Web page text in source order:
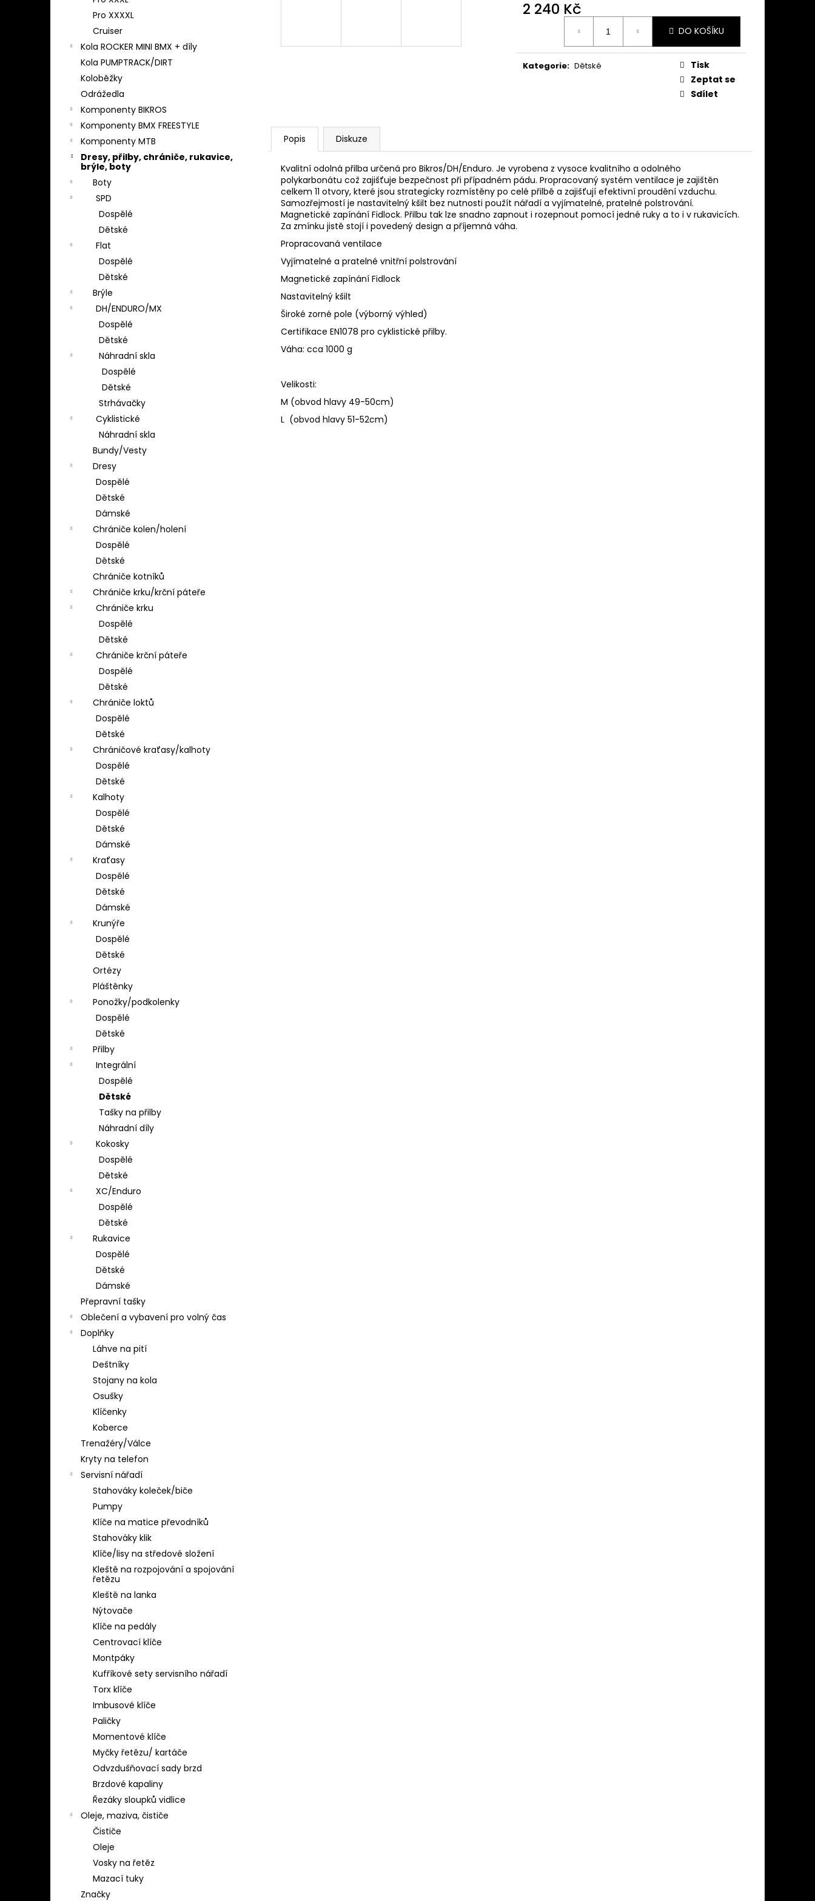
Pro XXXXL
Cruiser
Kola ROCKER MINI BMX + díly
Kola PUMPTRACK/DIRT
Koloběžky
Odrážedla
Komponenty BIKROS
Komponenty BMX FREESTYLE
Komponenty MTB
Dresy, přilby, chrániče, rukavice,
brýle, boty
Boty
SPD
Dospělé
Dětské
Flat
Dospělé
Dětské
Brýle
DH/ENDURO/MX
Dospělé
Dětské
Náhradní skla
Dospělé
Dětské
Strhávačky
Cyklistické
Náhradní skla
Bundy/Vesty
Dresy
Dospělé
Dětské
Dámské
Chrániče kolen/holení
Dospělé
Dětské
Chrániče kotníků
Chrániče krku/krční páteře
Chrániče krku
Dospělé
Dětské
Chrániče krční páteře
Dospělé
Dětské
Chrániče loktů
Dospělé
Dětské
Chráničové kraťasy/kalhoty
Dospělé
Dětské
Kalhoty
Dospělé
Dětské
Dámské
Kraťasy
Dospělé
Dětské
Dámské
Krunýře
Dospělé
Dětské
Ortézy
Pláštěnky
Ponožky/podkolenky
Dospělé
Dětské
Přilby
Integrální
Dospělé
Dětské
Tašky na přilby
Náhradní díly
Kokosky
Dospělé
Dětské
XC/Enduro
Dospělé
Dětské
Rukavice
Dospělé
Dětské
Dámské
Přepravní tašky
Oblečení a vybavení pro volný čas
Doplňky
Láhve na pití
Deštníky
Stojany na kola
Osušky
Klíčenky
Koberce
Trenažéry/Válce
Kryty na telefon
Servisní nářadí
Stahováky koleček/biče
Pumpy
Klíče na matice převodníků
Stahováky klik
Klíče/lisy na středové složení
Kleště na rozpojování a spojování
řetězu
Kleště na lanka
Nýtovače
Klíče na pedály
Centrovací klíče
Montpáky
Kufříkové sety servisního nářadí
Torx klíče
Imbusové klíče
Paličky
Momentové klíče
Myčky řetězu/ kartáče
Odvzdušňovací sady brzd
Brzdové kapaliny
Řezáky sloupků vidlice
Oleje, maziva, čističe
Čističe
Oleje
Vosky na řetěz
Mazací tuky
Značky
2 240 Kč
DO KOŠÍKU
Kategorie: Dětské
Tisk
Zeptat se
Sdílet
Popis Diskuze
Kvalitní odolná přilba určená pro Bikros/DH/Enduro. Je vyrobena z vysoce kvalitního a odolného
polykarbonátu což zajišťuje bezpečnost při případném pádu. Propracovaný systém ventilace je zajištěn
celkem 11 otvory, které jsou strategicky rozmístěny po celé přilbě a zajišťují efektivní proudění vzduchu.
Samozřejmostí je nastavitelný kšilt bez nutnosti použít nářadí a vyjímatelné, pratelné polstrování.
Magnetické zapínání Fidlock. Přilbu tak lze snadno zapnout i rozepnout pomocí jedné ruky a to i v rukavicích.
Za zmínku jistě stojí i povedený design a příjemná váha.
Propracovaná ventilace
Vyjímatelné a pratelné vnitřní polstrování
Magnetické zapínání Fidlock
Nastavitelný kšilt
Široké zorné pole (výborný výhled)
Certifikace EN1078 pro cyklistické přilby.
Váha: cca 1000 g
Velikosti:
M (obvod hlavy 49-50cm)
L (obvod hlavy 51-52cm)